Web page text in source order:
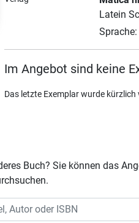
Latein
Sprache:
Im Angebot sind keine
Das letzte Exemplar wurde kürzlich
Buch? Sie können das